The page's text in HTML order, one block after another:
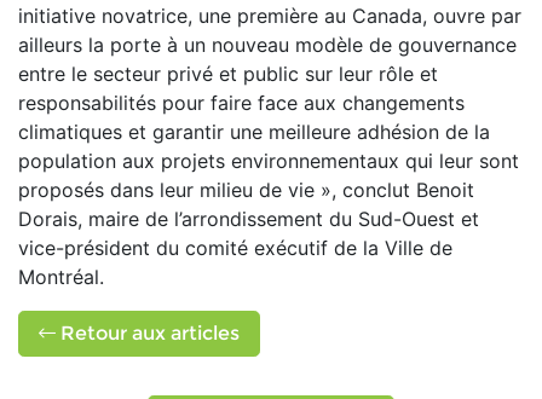
initiative novatrice, une première au Canada, ouvre par
ailleurs la porte à un nouveau modèle de gouvernance
entre le secteur privé et public sur leur rôle et
responsabilités pour faire face aux changements
climatiques et garantir une meilleure adhésion de la
population aux projets environnementaux qui leur sont
proposés dans leur milieu de vie », conclut Benoit
Dorais, maire de l’arrondissement du Sud-Ouest et
vice-président du comité exécutif de la Ville de
Montréal.
Retour aux articles